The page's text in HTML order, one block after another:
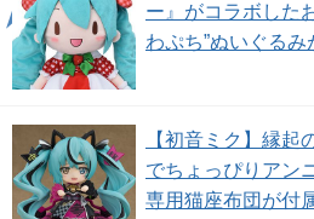
ー』がコラボした
わぷち”ぬいぐるみ
【初音ミク】縁起
でちょっぴりアン
専用猫座布団が付